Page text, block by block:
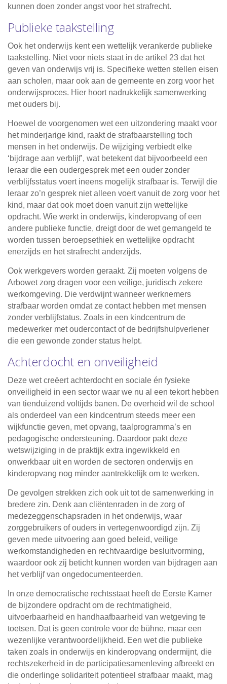
kunnen doen zonder angst voor het strafrecht.
Publieke taakstelling
Ook het onderwijs kent een wettelijk verankerde publieke
taakstelling. Niet voor niets staat in de artikel 23 dat het
geven van onderwijs vrij is. Specifieke wetten stellen eisen
aan scholen, maar ook aan de gemeente en zorg voor het
onderwijsproces. Hier hoort nadrukkelijk samenwerking
met ouders bij.
Hoewel de voorgenomen wet een uitzondering maakt voor
het minderjarige kind, raakt de strafbaarstelling toch
mensen in het onderwijs. De wijziging verbiedt elke
‘bijdrage aan verblijf’, wat betekent dat bijvoorbeeld een
leraar die een oudergesprek met een ouder zonder
verblijfsstatus voert ineens mogelijk strafbaar is. Terwijl die
leraar zo’n gesprek niet alleen voert vanuit de zorg voor het
kind, maar dat ook moet doen vanuit zijn wettelijke
opdracht. Wie werkt in onderwijs, kinderopvang of een
andere publieke functie, dreigt door de wet gemangeld te
worden tussen beroepsethiek en wettelijke opdracht
enerzijds en het strafrecht anderzijds.
Ook werkgevers worden geraakt. Zij moeten volgens de
Arbowet zorg dragen voor een veilige, juridisch zekere
werkomgeving. Die verdwijnt wanneer werknemers
strafbaar worden omdat ze contact hebben met mensen
zonder verblijfstatus. Zoals in een kindcentrum de
medewerker met oudercontact of de bedrijfshulpverlener
die een gewonde zonder status helpt.
Achterdocht en onveiligheid
Deze wet creëert achterdocht en sociale én fysieke
onveiligheid in een sector waar we nu al een tekort hebben
van tienduizend voltijds banen. De overheid wil de school
als onderdeel van een kindcentrum steeds meer een
wijkfunctie geven, met opvang, taalprogramma’s en
pedagogische ondersteuning. Daardoor pakt deze
wetswijziging in de praktijk extra ingewikkeld en
onwerkbaar uit en worden de sectoren onderwijs en
kinderopvang nog minder aantrekkelijk om te werken.
De gevolgen strekken zich ook uit tot de samenwerking in
bredere zin. Denk aan cliëntenraden in de zorg of
medezeggenschapsraden in het onderwijs, waar
zorggebruikers of ouders in vertegenwoordigd zijn. Zij
geven mede uitvoering aan goed beleid, veilige
werkomstandigheden en rechtvaardige besluitvorming,
waardoor ook zij beticht kunnen worden van bijdragen aan
het verblijf van ongedocumenteerden.
In onze democratische rechtsstaat heeft de Eerste Kamer
de bijzondere opdracht om de rechtmatigheid,
uitvoerbaarheid en handhaafbaarheid van wetgeving te
toetsen. Dat is geen controle voor de bühne, maar een
wezenlijke verantwoordelijkheid. Een wet die publieke
taken zoals in onderwijs en kinderopvang ondermijnt, die
rechtszekerheid in de participatiesamenleving afbreekt en
die onderlinge solidariteit potentieel strafbaar maakt, mag